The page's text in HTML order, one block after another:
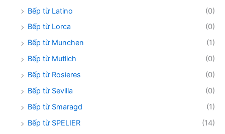
Bếp từ Latino
(0)
Bếp từ Lorca
(0)
Bếp từ Munchen
(1)
Bếp từ Mutlich
(0)
Bếp từ Rosieres
(0)
Bếp từ Sevilla
(0)
Bếp từ Smaragd
(1)
Bếp từ SPELIER
(14)